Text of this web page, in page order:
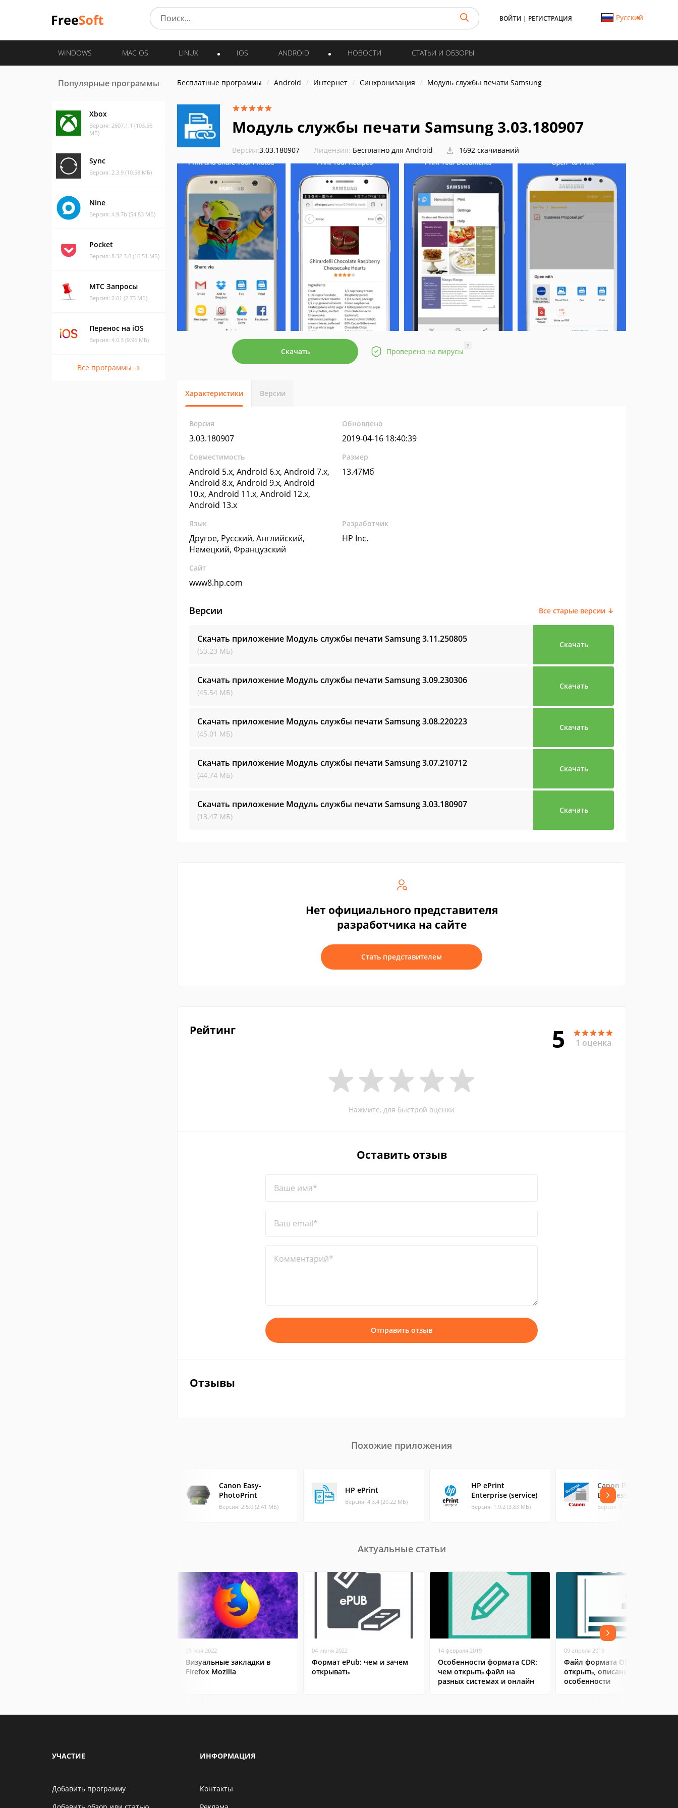
ВОЙТИ | РЕГИСТРАЦИЯ Русский
WINDOWS MAC OS LINUX IOS ANDROID НОВОСТИ СТАТЬИ И ОБЗОРЫ
Популярные программы
Xbox
Версия: 2607.1.1 (103.56
МБ)
Sync
Версия: 2.3.9 (10.58 МБ)
Nine
Версия: 4.9.7b (54.83 МБ)
Pocket
Версия: 8.32.3.0 (16.51 МБ)
МТС Запросы
Версия: 2.01 (2.73 МБ)
Перенос на iOS
Версия: 4.0.3 (9.96 МБ)
Все программы →
Бесплатные программы Android Интернет Синхронизация Модуль службы печати Samsung
Модуль службы печати Samsung 3.03.180907
Версия:3.03.180907 Лицензия: Бесплатно для Android 1692 скачиваний
Скачать Проверено на вирусы
?
Характеристики Версии
Версия
3.03.180907
Обновлено
2019-04-16 18:40:39
Совместимость
Android 5.x, Android 6.x, Android 7.x,
Android 8.x, Android 9.x, Android
10.x, Android 11.x, Android 12.x,
Android 13.x
Размер
13.47Мб
Язык
Другое, Русский, Английский,
Немецкий, Французский
Разработчик
HP Inc.
Сайт
www8.hp.com
Версии Все старые версии ↓
Скачать приложение Модуль службы печати Samsung3.11.250805
(53.23 МБ)
Скачать
Скачать приложение Модуль службы печати Samsung3.09.230306
(45.54 МБ)
Скачать
Скачать приложение Модуль службы печати Samsung3.08.220223
(45.01 МБ)
Скачать
Скачать приложение Модуль службы печати Samsung3.07.210712
(44.74 МБ)
Скачать
Скачать приложение Модуль службы печати Samsung3.03.180907
(13.47 МБ)
Скачать
Нет официального представителя
разработчика на сайте
Стать представителем
Рейтинг 5 1 оценка
Нажмите, для быстрой оценки
Оставить отзыв
Ваше имя*
Ваш email*
Комментарий*
Отправить отзыв
Отзывы
Похожие приложения
Canon Easy-
PhotoPrint
Версия: 2.5.0 (2.41 МБ)
HP ePrint
Версия: 4.3.4 (20.22 МБ)
HP ePrint
Enterprise (service)
Версия: 1.9.2 (3.83 МБ)
Canon PRINT
Business
Версия: 8.3.3 (50.6 МБ)
Актуальные статьи
25 мая 2022
Визуальные закладки в
Firefox Mozilla
04 июня 2022
Формат ePub: чем и зачем
открывать
14 февраля 2019
Особенности формата CDR:
чем открыть файл на
разных системах и онлайн
09 апреля 2019
Файл формата ODT: чем
открыть, описание,
особенности
УЧАСТИЕ
Добавить программу
ИНФОРМАЦИЯ
Контакты